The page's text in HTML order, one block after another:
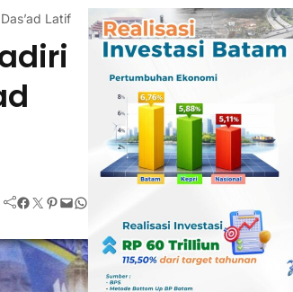
Latif
Facebook Twitter Pinterest Mail WhatsApp